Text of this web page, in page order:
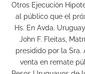
Otros Ejecución
al público que el
Hs. En Avda.
John F. Fleitas,
presidido por la Sra.
venta en remate